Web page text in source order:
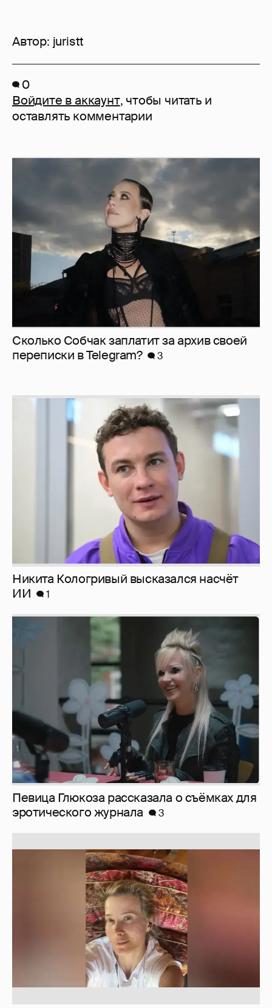
Автор: juristt
0
Войдите в аккаунт, чтобы читать и
оставлять комментарии
Сколько Собчак заплатит за архив своей
перeписки в Telegram?
3
Никита Кологривый высказался насчёт
ИИ
1
Певица Глюкоза рассказала о съёмках для
эротического журнала
3